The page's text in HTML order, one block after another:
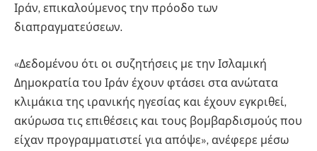
Ιράν, επικαλούμενος την πρόοδο των
διαπραγματεύσεων.
«Δεδομένου ότι οι συζητήσεις με την Ισλαμική
Δημοκρατία του Ιράν έχουν φτάσει στα ανώτατα
κλιμάκια της ιρανικής ηγεσίας και έχουν εγκριθεί,
ακύρωσα τις επιθέσεις και τους βομβαρδισμούς που
είχαν προγραμματιστεί για απόψε», ανέφερε μέσω